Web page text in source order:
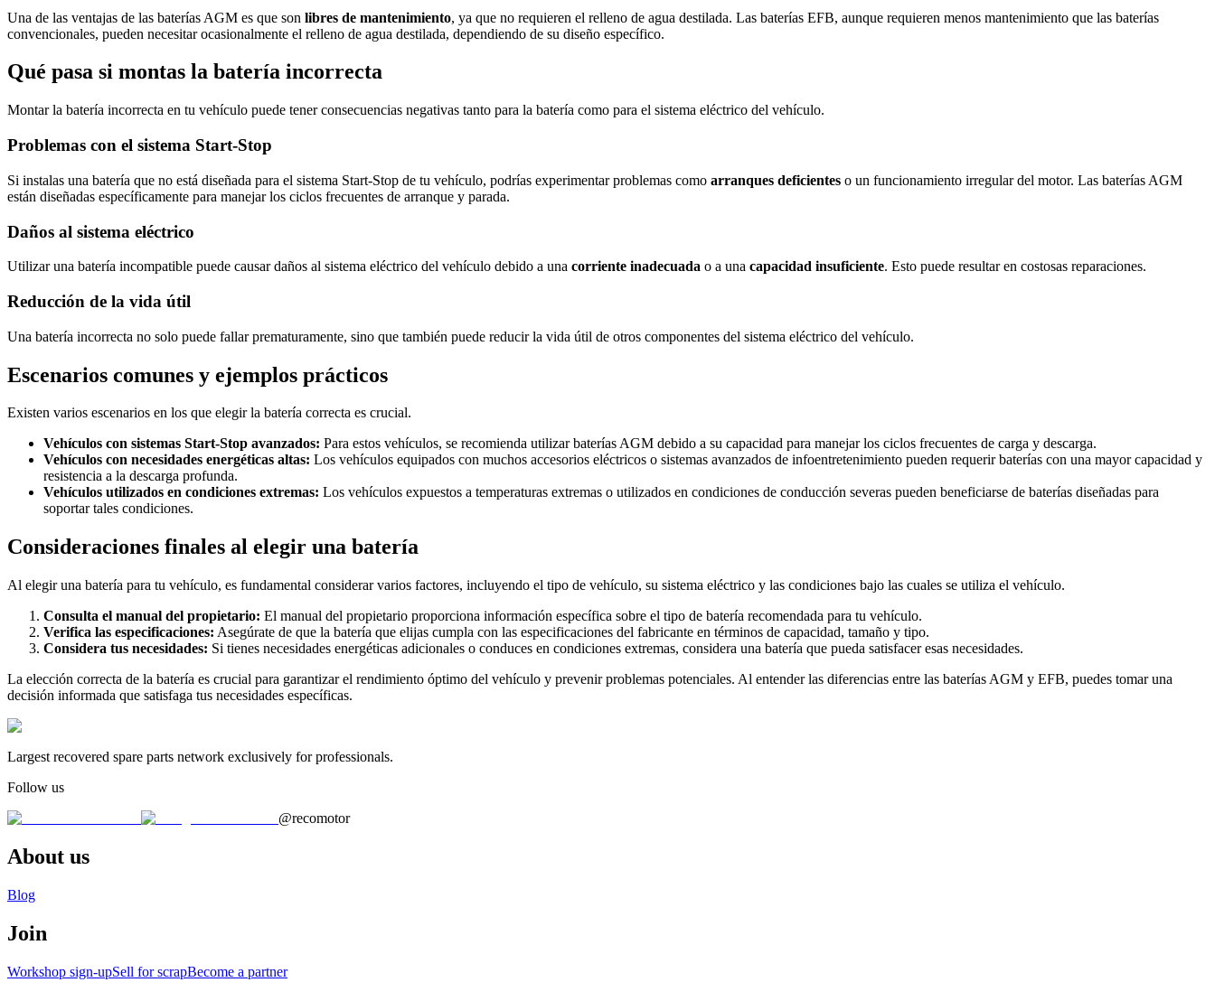
Una de las ventajas de las baterías AGM es que son libres de mantenimiento, ya que no requieren el relleno de agua destilada. Las baterías EFB, aunque requieren menos mantenimiento que las baterías
convencionales, pueden necesitar ocasionalmente el relleno de agua destilada, dependiendo de su diseño específico.
Qué pasa si montas la batería incorrecta
Montar la batería incorrecta en tu vehículo puede tener consecuencias negativas tanto para la batería como para el sistema eléctrico del vehículo.
Problemas con el sistema Start-Stop
Si instalas una batería que no está diseñada para el sistema Start-Stop de tu vehículo, podrías experimentar problemas como arranques deficientes o un funcionamiento irregular del motor. Las baterías AGM
están diseñadas específicamente para manejar los ciclos frecuentes de arranque y parada.
Daños al sistema eléctrico
Utilizar una batería incompatible puede causar daños al sistema eléctrico del vehículo debido a una corriente inadecuada o a una capacidad insuficiente. Esto puede resultar en costosas reparaciones.
Reducción de la vida útil
Una batería incorrecta no solo puede fallar prematuramente, sino que también puede reducir la vida útil de otros componentes del sistema eléctrico del vehículo.
Escenarios comunes y ejemplos prácticos
Existen varios escenarios en los que elegir la batería correcta es crucial.
Vehículos con sistemas Start-Stop avanzados: Para estos vehículos, se recomienda utilizar baterías AGM debido a su capacidad para manejar los ciclos frecuentes de carga y descarga.
Vehículos con necesidades energéticas altas: Los vehículos equipados con muchos accesorios eléctricos o sistemas avanzados de infoentretenimiento pueden requerir baterías con una mayor capacidad y
resistencia a la descarga profunda.
Vehículos utilizados en condiciones extremas: Los vehículos expuestos a temperaturas extremas o utilizados en condiciones de conducción severas pueden beneficiarse de baterías diseñadas para
soportar tales condiciones.
Consideraciones finales al elegir una batería
Al elegir una batería para tu vehículo, es fundamental considerar varios factores, incluyendo el tipo de vehículo, su sistema eléctrico y las condiciones bajo las cuales se utiliza el vehículo.
Consulta el manual del propietario: El manual del propietario proporciona información específica sobre el tipo de batería recomendada para tu vehículo.
Verifica las especificaciones: Asegúrate de que la batería que elijas cumpla con las especificaciones del fabricante en términos de capacidad, tamaño y tipo.
Considera tus necesidades: Si tienes necesidades energéticas adicionales o conduces en condiciones extremas, considera una batería que pueda satisfacer esas necesidades.
La elección correcta de la batería es crucial para garantizar el rendimiento óptimo del vehículo y prevenir problemas potenciales. Al entender las diferencias entre las baterías AGM y EFB, puedes tomar una
decisión informada que satisfaga tus necesidades específicas.
Largest recovered spare parts network exclusively for professionals.
Follow us
@recomotor
About us
Blog
Join
Workshop sign-upSell for scrapBecome a partner